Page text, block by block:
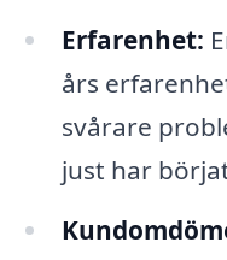
Erfarenhet:
års
svårare
just har